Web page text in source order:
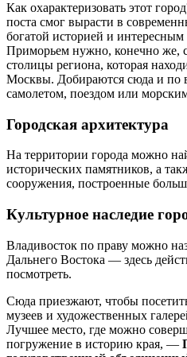
Как охарактеризовать этот
поста смог вырасти в
богатой историей и
Приморьем нужно, конечно же,
столицы региона, которая
Москвы. Добираются сюда и по
самолетом, поездом или
Городская архитектура
На территории города можно
исторических памятников, а
сооружения, построенные
Культурное наследие
Владивосток по праву можно
Дальнего Востока — здесь
посмотреть.
Сюда приезжают, чтобы
музеев и художественных
Лучшее место, где можно
погружение в историю края, —